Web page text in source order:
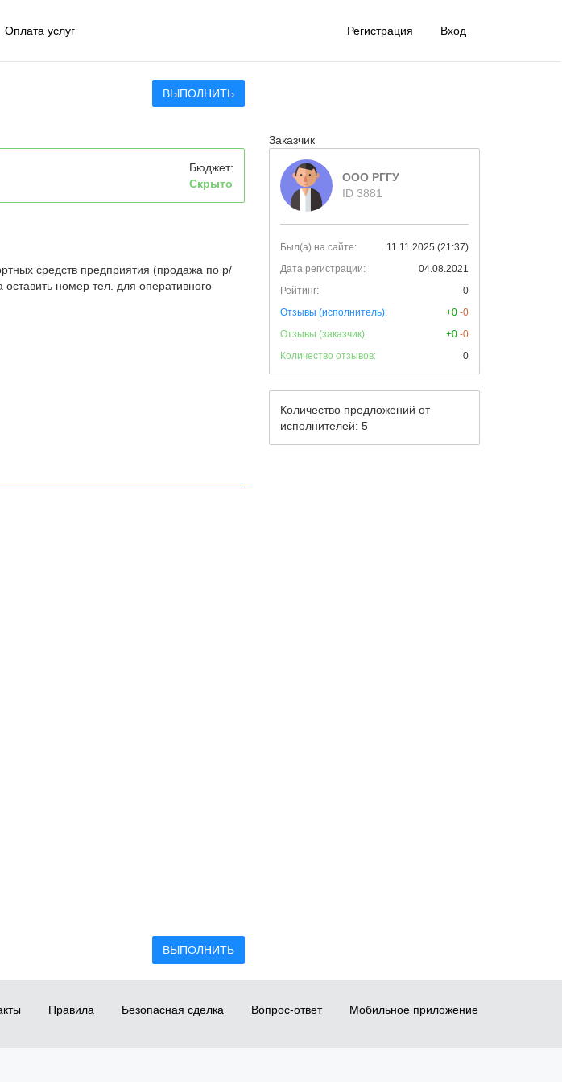
Оплата услуг Регистрация Вход
ВЫПОЛНИТЬ
Бюджет:
Скрыто
средств предприятия (продажа по р/
номер тел. для оперативного
ВЫПОЛНИТЬ
Заказчик
ООО РГГУ
ID 3881
Был(а) на сайте:
11.11.2025 (21:37)
Дата регистрации:
04.08.2021
Рейтинг:
0
Отзывы (исполнитель):
+0 -0
Отзывы (заказчик):
+0 -0
Количество отзывов:
0
Количество предложений от
исполнителей: 5
Правила Безопасная сделка Вопрос-ответ Мобильное приложение